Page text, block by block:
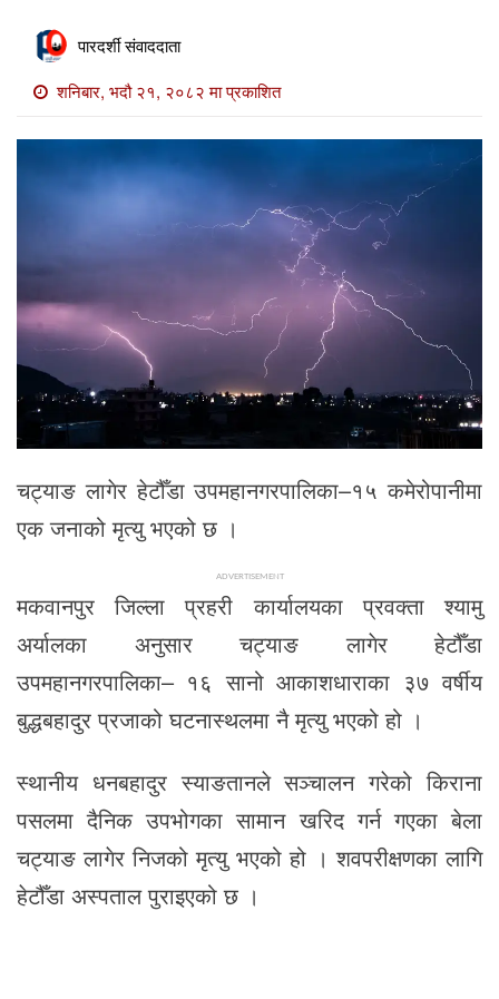
खाेज
खबर
माडी
खबर
विविध
पारदर्शी संवाददाता
शनिबार, भदौ २१, २०८२ मा प्रकाशित
चट्याङ लागेर हेटौँडा उपमहानगरपालिका–१५ कमेरोपानीमा
एक जनाको मृत्यु भएको छ ।
ADVERTISEMENT
मकवानपुर जिल्ला प्रहरी कार्यालयका प्रवक्ता श्यामु
अर्यालका अनुसार चट्याङ लागेर हेटौँडा
उपमहानगरपालिका– १६ सानो आकाशधाराका ३७ वर्षीय
बुद्धबहादुर प्रजाको घटनास्थलमा नै मृत्यु भएको हो ।
स्थानीय धनबहादुर स्याङतानले सञ्चालन गरेको किराना
पसलमा दैनिक उपभोगका सामान खरिद गर्न गएका बेला
चट्याङ लागेर निजको मृत्यु भएको हो । शवपरीक्षणका लागि
हेटौँडा अस्पताल पुराइएको छ ।